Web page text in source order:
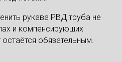
рукава РВД труба не
и компенсирующих
остаётся обязательным.